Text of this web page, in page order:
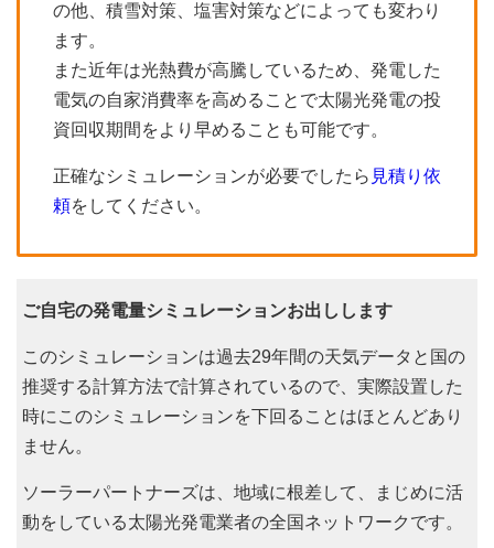
の他、積雪対策、塩害対策などによっても変わり
ます。
また近年は光熱費が高騰しているため、発電した
電気の自家消費率を高めることで太陽光発電の投
資回収期間をより早めることも可能です。
正確なシミュレーションが必要でしたら 見積り依
頼をしてください。
ご自宅の発電量シミュレーションお出しします
このシミュレーションは過去29年間の天気データと国の
推奨する計算方法で計算されているので、実際設置した
時にこのシミュレーションを下回ることはほとんどあり
ません。
ソーラーパートナーズは、地域に根差して、まじめに活
動をしている太陽光発電業者の全国ネットワークです。